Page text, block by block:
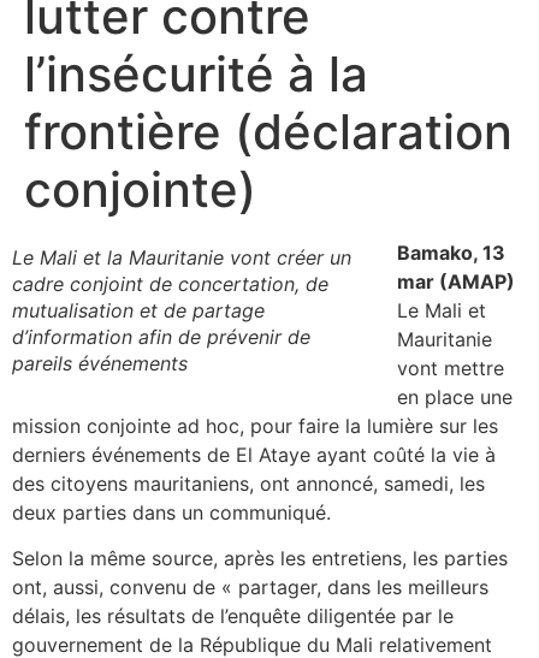
lutter contre
l’insécurité à la
frontière (déclaration
conjointe)
Le Mali et la Mauritanie vont créer un
cadre conjoint de concertation, de
mutualisation et de partage
d’information afin de prévenir de
pareils événements
Bamako, 13
mar (AMAP)
Le Mali et
Mauritanie
vont mettre
en place une
mission conjointe ad hoc, pour faire la lumière sur les
derniers événements de El Ataye ayant coûté la vie à
des citoyens mauritaniens, ont annoncé, samedi, les
deux parties dans un communiqué.
Selon la même source, après les entretiens, les parties
ont, aussi, convenu de « partager, dans les meilleurs
délais, les résultats de l’enquête diligentée par le
gouvernement de la République du Mali relativement